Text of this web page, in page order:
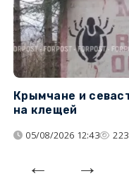
Крымчане и
на клещей
05/08/2026 12:43 223